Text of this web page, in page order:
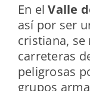
En elValle
así por ser
cristiana, se
carreteras
peligrosas
grupos